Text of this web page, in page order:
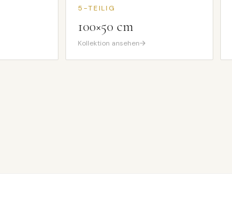
5-TEILIG
100×50 cm
Kollektion ansehen